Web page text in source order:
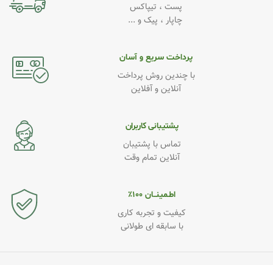
پست ، تیپاکس
چاپار ، پیک و ...
پرداخت سریع و آسان
با چندین روش پرداخت
آنلاین و آفلاین
پشتیبانی کاربران
تماس با پشتیبان
آنلاین تمام وقت
اطـمینــان ۱۰۰٪
کیفیت و تجربه کاری
با سابقه ای طولانی